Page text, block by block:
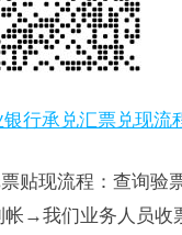
银行承兑汇票兑现流
贴现流程：查询验
帐→我们业务人员收